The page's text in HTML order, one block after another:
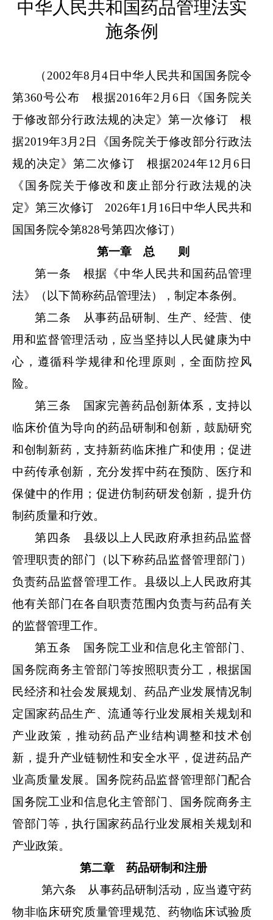
中华人民共和国药品管理法实
施条例
（ 2002年8月4日中华人民共和国国务院令
第360号公布 根据2016年2月6日《国务院关
于修改部分行政法规的决定》第一次修订 根
据2019年3月2日《国务院关于修改部分行政法
规的决定》第二次修订 根据2024年12月6日
《国务院关于修改和废止部分行政法规的决
定》第三次修订 2026年1月16日中华人民共和
国国务院令第828号第四次修订）
第一章 总 则
第一条 根据《中华人民共和国药品管理
法》（以下简称药品管理法），制定本条例。
第二条 从事药品研制、生产、经营、使
用和监督管理活动，应当坚持以人民健康为中
心，遵循科学规律和伦理原则，全面防控风
险。
第三条 国家完善药品创新体系，支持以
临床价值为导向的药品研制和创新，鼓励研究
和创制新药，支持新药临床推广和使用；促进
中药传承创新，充分发挥中药在预防、医疗和
保健中的作用；促进仿制药研发创新，提升仿
制药质量和疗效。
第四条 县级以上人民政府承担药品监督
管理职责的部门（以下称药品监督管理部门）
负责药品监督管理工作。县级以上人民政府其
他有关部门在各自职责范围内负责与药品有关
的监督管理工作。
第五条 国务院工业和信息化主管部门、
国务院商务主管部门等按照职责分工，根据国
民经济和社会发展规划、药品产业发展情况制
定国家药品生产、流通等行业发展相关规划和
产业政策，推动药品产业结构调整和技术创
新，提升产业链韧性和安全水平，促进药品产
业高质量发展。国务院药品监督管理部门配合
国务院工业和信息化主管部门、国务院商务主
管部门等，执行国家药品行业发展相关规划和
产业政策。
第二章 药品研制和注册
第六条 从事药品研制活动，应当遵守药
物非临床研究质量管理规范、药物临床试验质